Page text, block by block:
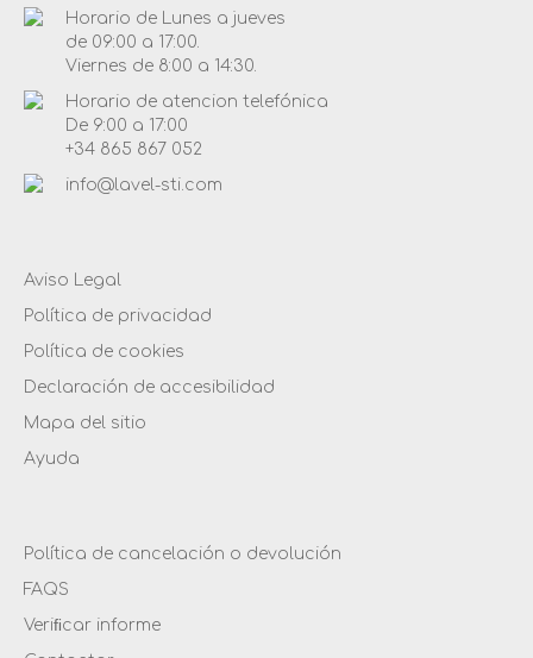
Horario de Lunes a jueves
de 09:00 a 17:00.
Viernes de 8:00 a 14:30.
Horario de atencion telefónica
De 9:00 a 17:00
+34 865 867 052
info@lavel-sti.com
Aviso Legal
Política de privacidad
Política de cookies
Declaración de accesibilidad
Mapa del sitio
Ayuda
Política de cancelación o devolución
FAQS
Veriﬁcar informe